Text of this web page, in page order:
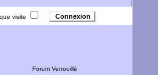
visite
Forum Verrouillé